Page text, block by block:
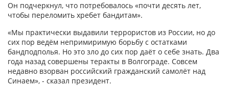
Он подчеркнул, что потребовалось «почти десять лет,
чтобы переломить хребет бандитам».
«Мы практически выдавили террористов из России, но до
сих пор ведём непримиримую борьбу с остатками
бандподполья. Но это зло до сих пор даёт о себе знать. Два
года назад совершены теракты в Волгограде. Совсем
недавно взорван российский гражданский самолёт над
Синаем», - сказал президент.